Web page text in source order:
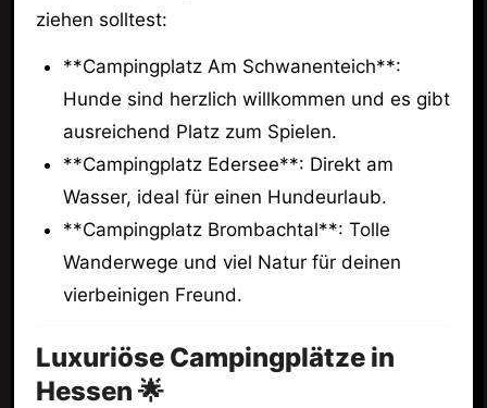
ziehen solltest:
**Campingplatz Am Schwanenteich**:
Hunde sind herzlich willkommen und es gibt
ausreichend Platz zum Spielen.
**Campingplatz Edersee**: Direkt am
Wasser, ideal für einen Hundeurlaub.
**Campingplatz Brombachtal**: Tolle
Wanderwege und viel Natur für deinen
vierbeinigen Freund.
Luxuriöse Campingplätze in
Hessen 🌟